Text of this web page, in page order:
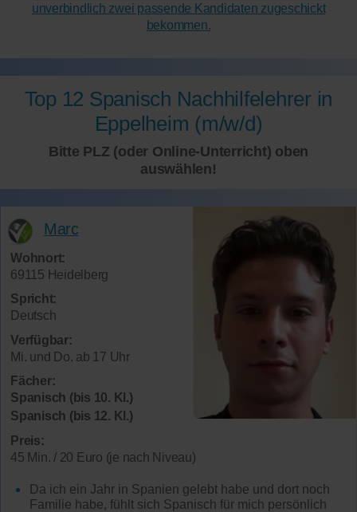
unverbindlich zwei passende Kandidaten zugeschickt
bekommen.
Top 12 Spanisch Nachhilfelehrer in
Eppelheim (m/w/d)
Bitte PLZ (oder Online-Unterricht) oben
auswählen!
Marc
Wohnort:
69115 Heidelberg
Spricht:
Deutsch
Verfügbar:
Mi. und Do. ab 17 Uhr
Fächer:
Spanisch (bis 10. Kl.)
Spanisch (bis 12. Kl.)
Preis:
45 Min. / 20 Euro (je nach Niveau)
Da ich ein Jahr in Spanien gelebt habe und dort noch
Familie habe, fühlt sich Spanisch für mich persönlich